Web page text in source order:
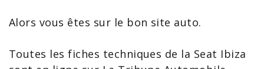
Alors vous êtes sur le bon site auto.
Toutes les fiches techniques de la Seat Ibiza